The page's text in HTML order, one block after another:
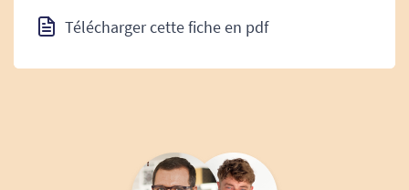
Télécharger cette fiche en pdf